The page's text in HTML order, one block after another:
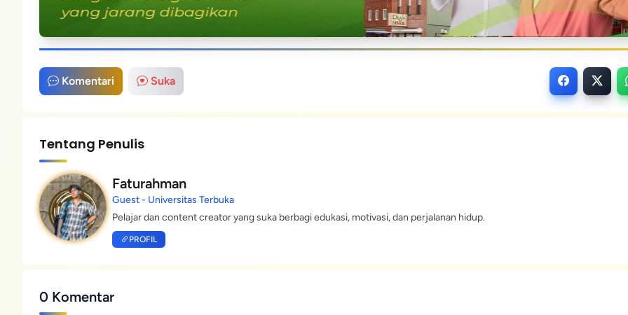
Komentari Suka
Tentang Penulis
Faturahman
Guest - Universitas Terbuka
Pelajar dan content creator yang suka berbagi edukasi, motivasi, dan perjalanan hidup.
PROFIL
0 Komentar